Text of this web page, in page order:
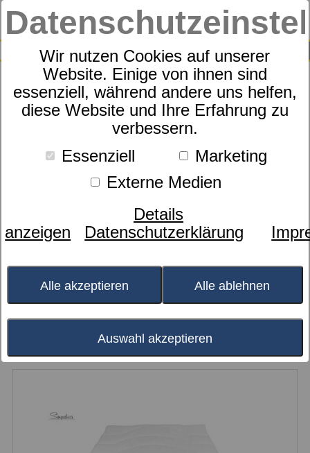
Wir nutzen Cookies auf unserer
Website. Einige von ihnen sind
essenziell, während andere uns helfen,
diese Website und Ihre Erfahrung zu
verbessern.
Essenziell
Marketing
Externe Medien
Details
anzeigen
Datenschutzerklärung
Alle akzeptieren Alle ablehnen
Auswahl akzeptieren
SUCHE
0
Produkte Zudecken Bettdecken 16 Produkte
Bettdecken
- bitte wählen -
Zudeckenart
Beliebtheit